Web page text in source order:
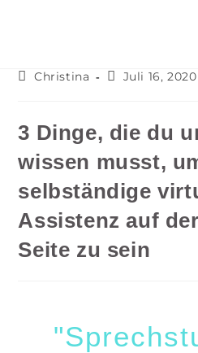
Christina Juli 16, 2020
3 Dinge, die du
wissen musst,
selbständige
Assistenz auf
Seite zu sein